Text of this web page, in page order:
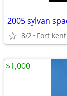
2005 sylvan
8/2 Fort
$1,000